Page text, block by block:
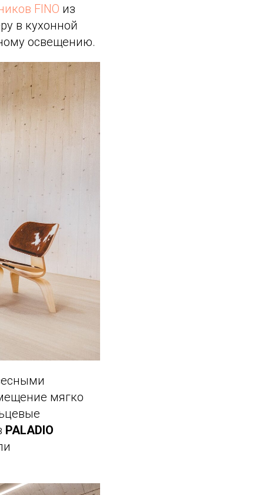
FINO из
в кухонной
освещению.
мягко
PALADIO